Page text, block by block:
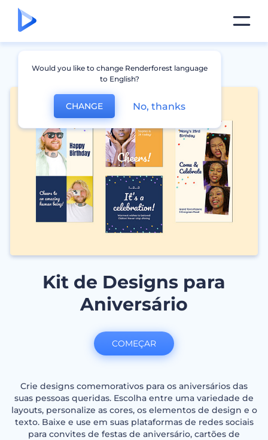
Kit de Designs para
Aniversário
Crie designs comemorativos para os aniversários das
suas pessoas queridas. Escolha entre uma variedade de
layouts, personalize as cores, os elementos de design e o
texto. Baixe e use em suas plataformas de redes sociais
para convites de festas de aniversário, cartões de
COMEÇAR
Would you like to change Renderforest language
to English?
CHANGE No, thanks